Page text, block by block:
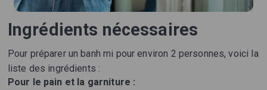
Ingrédients nécessaires
Pour préparer un banh mi pour environ 2 personnes, voici la
liste des ingrédients :
Pour le pain et la garniture :